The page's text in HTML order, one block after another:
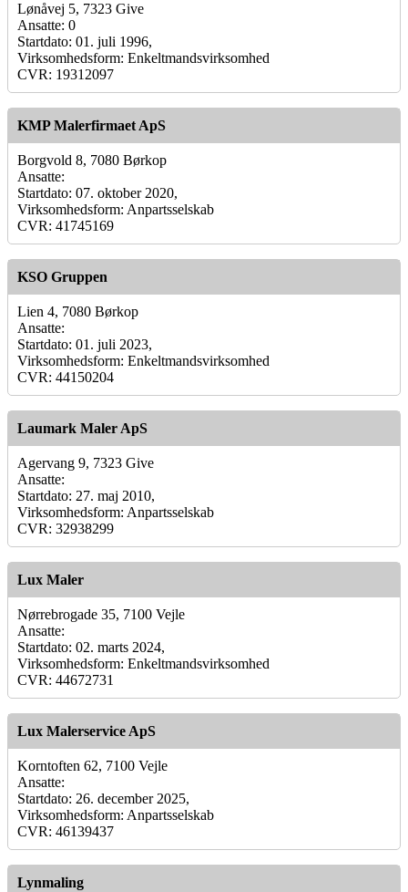
Lønåvej 5, 7323 Give
Ansatte: 0
Startdato: 01. juli 1996,
Virksomhedsform: Enkeltmandsvirksomhed
CVR: 19312097
KMP Malerfirmaet ApS
Borgvold 8, 7080 Børkop
Ansatte:
Startdato: 07. oktober 2020,
Virksomhedsform: Anpartsselskab
CVR: 41745169
KSO Gruppen
Lien 4, 7080 Børkop
Ansatte:
Startdato: 01. juli 2023,
Virksomhedsform: Enkeltmandsvirksomhed
CVR: 44150204
Laumark Maler ApS
Agervang 9, 7323 Give
Ansatte:
Startdato: 27. maj 2010,
Virksomhedsform: Anpartsselskab
CVR: 32938299
Lux Maler
Nørrebrogade 35, 7100 Vejle
Ansatte:
Startdato: 02. marts 2024,
Virksomhedsform: Enkeltmandsvirksomhed
CVR: 44672731
Lux Malerservice ApS
Korntoften 62, 7100 Vejle
Ansatte:
Startdato: 26. december 2025,
Virksomhedsform: Anpartsselskab
CVR: 46139437
Lynmaling